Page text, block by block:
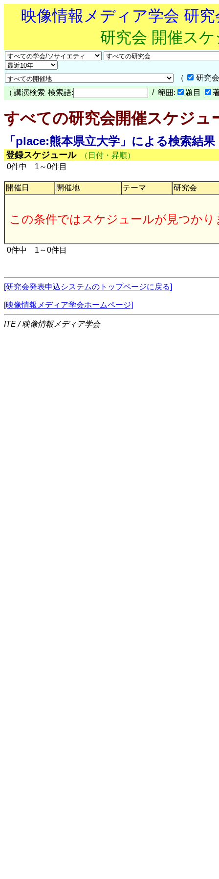
映像情報メディア学会 研
研究会 開催ス
（
研究
（ 講演検索 検索語: / 範囲: 題目
すべての研究会開催スケジュ
「place:熊本県立大学」による検索結果
登録スケジュール
（日付・昇順）
0件中 1～0件目
開催日 開催地 テーマ 研究会
この条件ではスケジュールが見つかり
0件中 1～0件目
[研究会発表申込システムのトップページに戻る]
[映像情報メディア学会ホームページ]
ITE / 映像情報メディア学会